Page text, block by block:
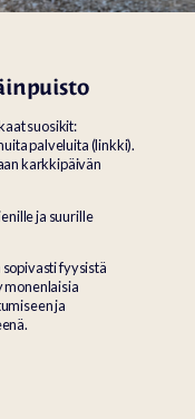
suosikit:
palveluita (linkki).
karkkipäivän
ja suurille
fyysistä
monenlaisia
ja